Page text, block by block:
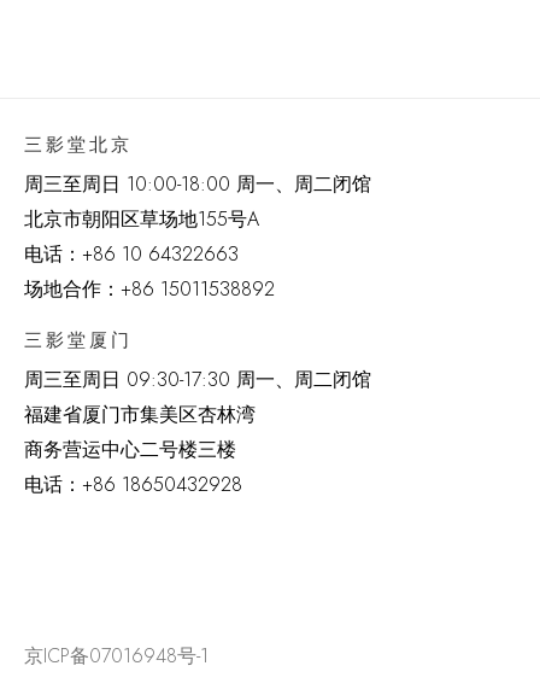
三影堂北京
周三至周日 10:00-18:00 周一、周二闭馆
北京市朝阳区草场地155号A
电话： +86 10 64322663
场地合作：+86 15011538892
三影堂厦门
周三至周日 09:30-17:30 周一、周二闭馆
福建省厦门市集美区杏林湾
商务营运中心二号楼三楼
电话： +86 18650432928
京ICP备07016948号-1